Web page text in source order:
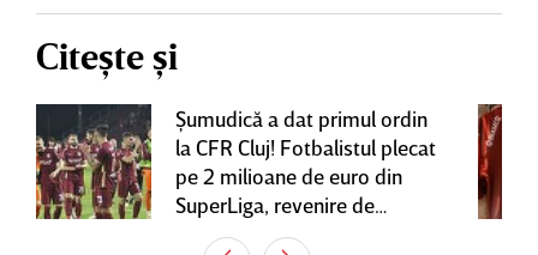
Citește și
Şumudică a dat primul ordin
la CFR Cluj! Fotbalistul plecat
pe 2 milioane de euro din
SuperLiga, revenire de
senzaţie în Gruia